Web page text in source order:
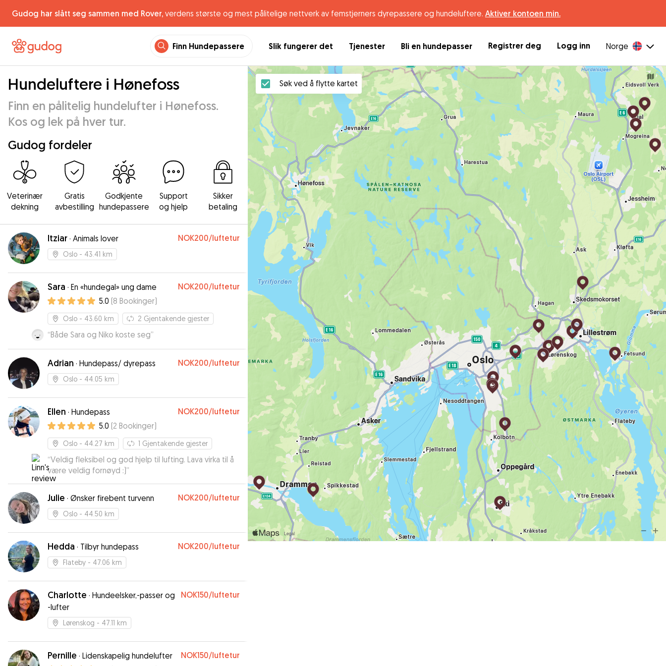
Gudog har slått seg sammen med Rover, verdens største og mest pålitelige nettverk av femstjerners dyrepassere og hundeluftere. Aktiver kontoen min.
Finn Hundepassere Slik fungerer det Tjenester Bli en hundepasser Registrer deg Logg inn Norge
Hundeluftere i Hønefoss
Finn en pålitelig hundelufter i Hønefoss.
Kos og lek på hver tur.
Gudog fordeler
Veterinær
dekning
Gratis
avbestilling
Godkjente
hundepassere
Support
og hjelp
Sikker
betaling
Itziar · Animals lover NOK200/luftetur
Oslo - 43.41 km
Sara · En «hundegal» ung dame NOK200/luftetur
5.0 (8 Bookinger)
Oslo - 43.60 km 2 Gjentakende gjester
“Både Sara og Niko koste seg”
Adrian · Hundepass/ dyrepass NOK200/luftetur
Oslo - 44.05 km
Ellen · Hundepass NOK200/luftetur
5.0 (2 Bookinger)
Oslo - 44.27 km 1 Gjentakende gjester
“Veldig fleksibel og god hjelp til lufting. Lava virka til å
være veldig fornøyd :)”
Julie · Ønsker firebent turvenn NOK200/luftetur
Oslo - 44.50 km
Hedda · Tilbyr hundepass NOK200/luftetur
Flateby - 47.06 km
Charlotte · Hundeelsker,-passer og
-lufter
NOK150/luftetur
Lørenskog - 47.11 km
Pernille · Lidenskapelig hundelufter NOK150/luftetur
Søk ved å flytte kartet